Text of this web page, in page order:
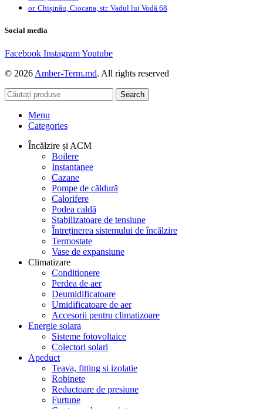
or. Chișinău, Ciocana, str. Vadul lui Vodă 68
Social media
Facebook InstagramYoutube
© 2026 Amber-Term.md. All rights reserved
Search
Menu
Categories
Încălzire și ACM
Boilere
Instantanee
Cazane
Pompe de căldură
Calorifere
Podea caldă
Stabilizatoare de tensiune
Întreținerea sistemului de încălzire
Termostate
Vase de expansiune
Climatizare
Conditionere
Perdea de aer
Deumidificatoare
Umidificatoare de aer
Accesorii pentru climatizoare
Energie solara
Sisteme fotovoltaice
Colectori solari
Apeduct
Teava, fitting si izolatie
Robinete
Reductoare de presiune
Furtune